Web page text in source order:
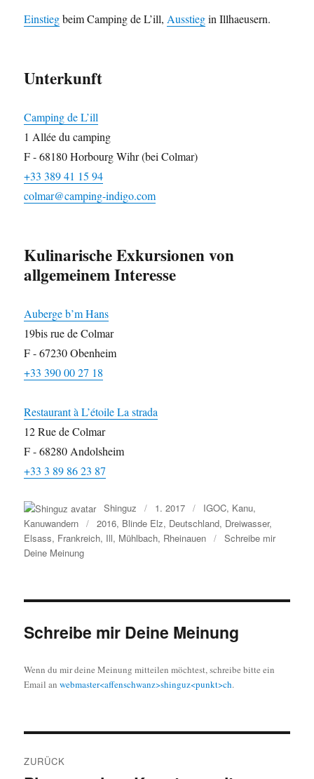
Einstiegbeim Camping de L’ill, Ausstiegin Illhaeusern.
Unterkunft
Camping de L’ill
1 Allée du camping
F - 68180 Horbourg Wihr (bei Colmar)
+33 389 41 15 94
colmar@camping-indigo.com
Kulinarische Exkursionen von
allgemeinem Interesse
Auberge b’m Hans
19bis rue de Colmar
F - 67230 Obenheim
+33 390 00 27 18
Restaurant à L’étoile La strada
12 Rue de Colmar
F - 68280 Andolsheim
+33 3 89 86 23 87
Autor
Shinguz
Veröffentlicht
am
1. 2017 Kategorien
IGOC, Kanu,
Kanuwandern
Schlagwörter
2016, Blinde Elz, Deutschland, Dreiwasser,
Elsass, Frankreich, Ill, Mühlbach, Rheinauen
Schreibe mir
Deine Meinung
am
Schreibe mir Deine Meinung
Wenn du mir deine Meinung mitteilen möchtest, schreibe bitte ein
Email anwebmaster<affenschwanz>shinguz<punkt>ch.
ZURÜCK